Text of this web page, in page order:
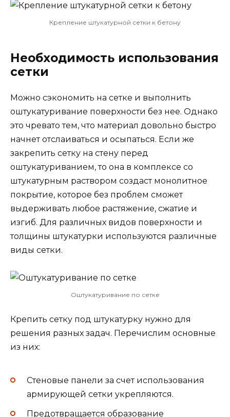
Крепление штукатурной сетки к бетону
Необходимость использования
сетки
Можно сэкономить на сетке и выполнить
оштукатуривание поверхности без нее. Однако
это чревато тем, что материал довольно быстро
начнет отслаиваться и осыпаться. Если же
закрепить сетку на стену перед
оштукатуриванием, то она в комплексе со
штукатурным раствором создаст монолитное
покрытие, которое без проблем сможет
выдерживать любое растяжение, сжатие и
изгиб. Для различных видов поверхности и
толщины штукатурки используются различные
виды сетки.
Оштукатуривание по сетке
Крепить сетку под штукатурку нужно для
решения разных задач. Перечислим основные
из них:
Стеновые панели за счет использования
армирующей сетки укрепляются.
Предотвращается образование